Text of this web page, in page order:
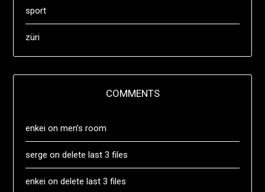
sport
züri
COMMENTS
enkei onmen’s room
serge ondelete last 3 files
enkei ondelete last 3 files